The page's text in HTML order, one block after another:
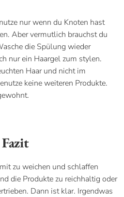
nur wenn du Knoten hast
Aber vermutlich brauchst du
die Spülung wieder
nur ein Haargel zum stylen.
Haar und nicht im
keine weiteren Produkte.
Fazit
zu weichen und schlaffen
die Produkte zu reichhaltig oder
Dann ist klar. Irgendwas